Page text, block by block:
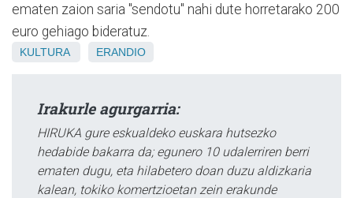
ematen zaion saria "sendotu" nahi dute horretarako 200
euro gehiago bideratuz.
KULTURA ERANDIO
Irakurle agurgarria:
HIRUKA gure eskualdeko euskara hutsezko
hedabide bakarra da; egunero 10 udalerriren berri
ematen dugu, eta hilabetero doan duzu aldizkaria
kalean, tokiko komertzioetan zein erakunde